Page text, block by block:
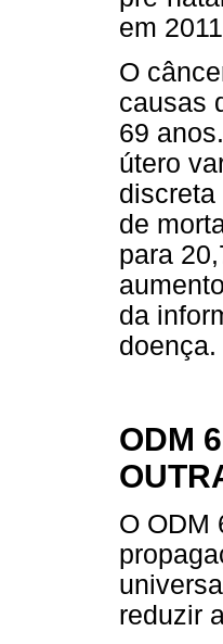
em
O
causas
69
útero
discreta
de
para
da
doença.
ODM
O ODM
reduzir